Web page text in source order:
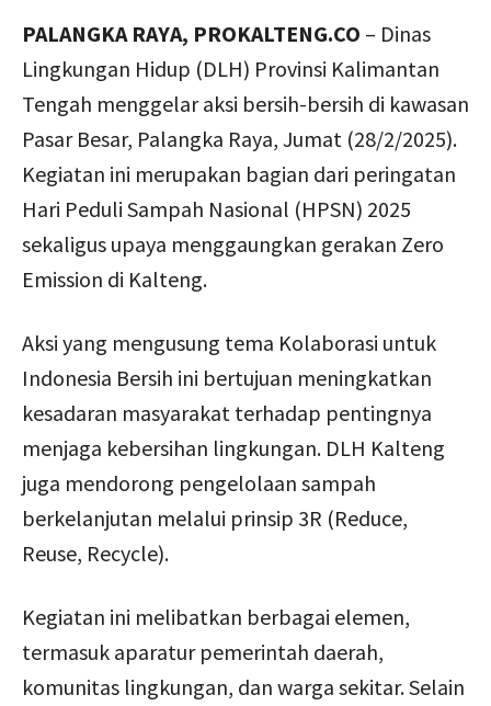
PALANGKA RAYA, PROKALTENG.CO – Dinas
Lingkungan Hidup (DLH) Provinsi Kalimantan
Tengah menggelar aksi bersih-bersih di kawasan
Pasar Besar, Palangka Raya, Jumat (28/2/2025).
Kegiatan ini merupakan bagian dari peringatan
Hari Peduli Sampah Nasional (HPSN) 2025
sekaligus upaya menggaungkan gerakan Zero
Emission di Kalteng.
Aksi yang mengusung tema Kolaborasi untuk
Indonesia Bersih ini bertujuan meningkatkan
kesadaran masyarakat terhadap pentingnya
menjaga kebersihan lingkungan. DLH Kalteng
juga mendorong pengelolaan sampah
berkelanjutan melalui prinsip 3R (Reduce,
Reuse, Recycle).
Kegiatan ini melibatkan berbagai elemen,
termasuk aparatur pemerintah daerah,
komunitas lingkungan, dan warga sekitar. Selain